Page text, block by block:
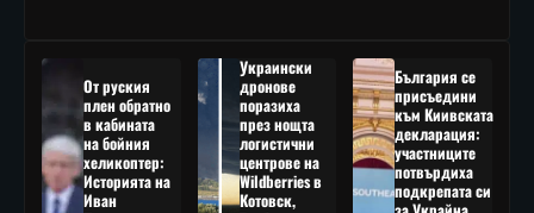
От руския
плен обратно
в кабината
на бойния
хеликоптер:
Историята на
Иван
Украински
дронове
поразиха
през нощта
логистични
центрове на
Wildberries в
Котовск,
България се
присъедини
към Киивската
декларация:
участниците
потвърдиха
подкрепата си